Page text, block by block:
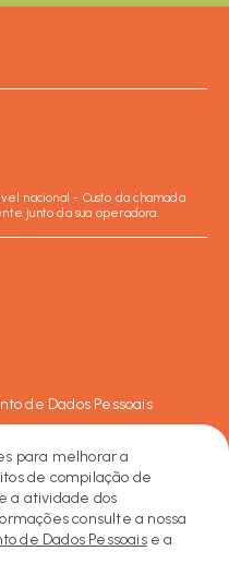
nacional - Custo da chamada
junto da sua operadora.
de Dados Pessoais
os direitos reservados.
para melhorar a
de compilação de
a atividade dos
consulte a nossa
de Dados Pessoaise a